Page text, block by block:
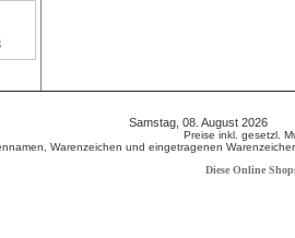
Samstag, 08. August 2026
Preise inkl. gesetzl.
Warenzeichen und eingetragenen
Diese Online